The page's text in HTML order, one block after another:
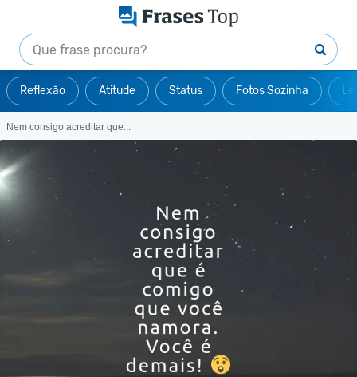
Reflexão Atitude Status Fotos Sozinha
Nem consigo acreditar que...